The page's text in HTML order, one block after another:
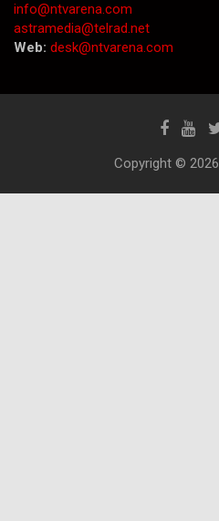
info@ntvarena.com
astramedia@telrad.net
Web: desk@ntvarena.com
Copyright © 2026